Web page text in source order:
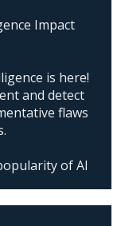
Impact
is here!
and detect
flaws
of AI